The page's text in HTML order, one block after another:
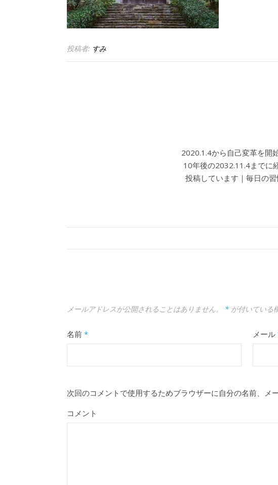
投稿者: すみ
2020.1.4から自己変革を開
10年後の2032.11.4までに
投稿しています｜毎日の
メールアドレスが公開されることはありません。 * が付いている
名前 * メール
次回のコメントで使用するためブラウザーに自分の名前、メ
コメント